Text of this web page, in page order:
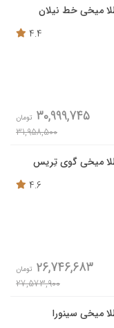
میخی خط نیلان
4.4
30,999,745 تومان
31,958,500
میخی گوی تِریس
4.6
26,746,683 تومان
27,573,900
میخی سینورا